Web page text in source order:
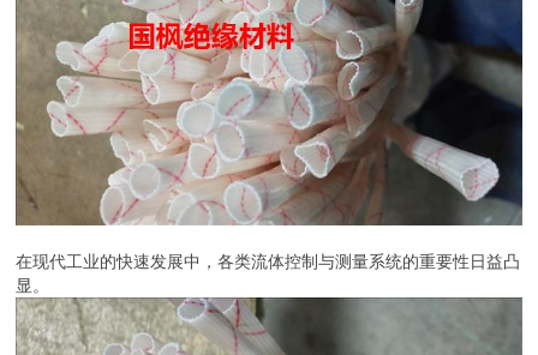
在现代工业的快速发展中，各类流体控制与测量系统的重要性日益凸
显。